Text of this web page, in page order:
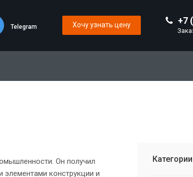
+7
Telegram Хочу узнать цену
Он получил
конструкции и
Категории